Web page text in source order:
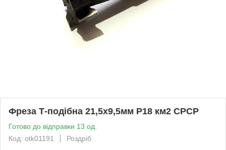
Фреза Т-подібна 21,5х9,5мм Р18 км2 СРСР
Готово до відправки 13 од.
Код: otk01191
Роздріб